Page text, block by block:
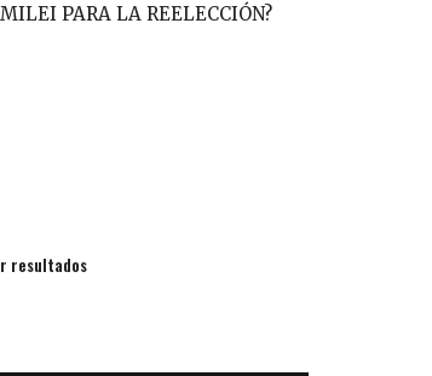
PARA LA REELECCIÓN?
resultados